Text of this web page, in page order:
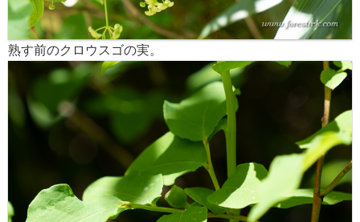
熟す前のクロウスゴの実。